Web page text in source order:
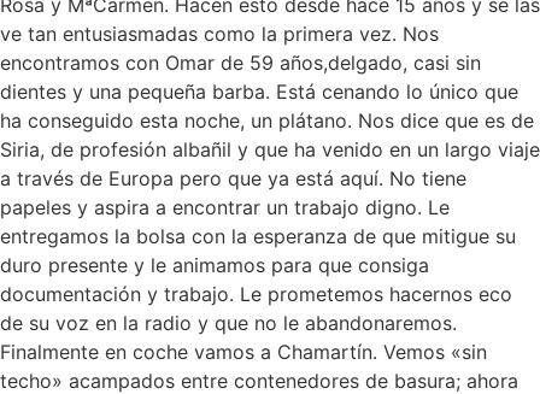
ve tan entusiasmadas como la primera vez. Nos
encontramos con Omar de 59 años,delgado, casi sin
dientes y una pequeña barba. Está cenando lo único que
ha conseguido esta noche, un plátano. Nos dice que es de
Siria, de profesión albañil y que ha venido en un largo viaje
a través de Europa pero que ya está aquí. No tiene
papeles y aspira a encontrar un trabajo digno. Le
entregamos la bolsa con la esperanza de que mitigue su
duro presente y le animamos para que consiga
documentación y trabajo. Le prometemos hacernos eco
de su voz en la radio y que no le abandonaremos.
Finalmente en coche vamos a Chamartín. Vemos «sin
techo» acampados entre contenedores de basura; ahora